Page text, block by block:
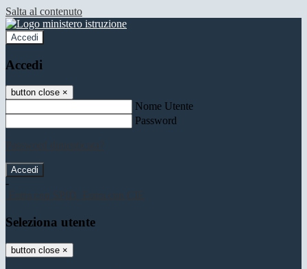
Salta al contenuto
Accedi
Accedi
button close ×
Nome Utente
Password
-
Seleziona utente
button close ×